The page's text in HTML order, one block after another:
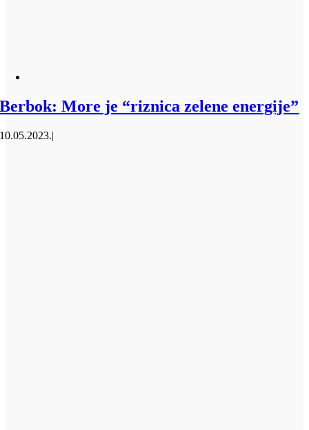
Berbok: More je “riznica zelene energije”
10.05.2023.|